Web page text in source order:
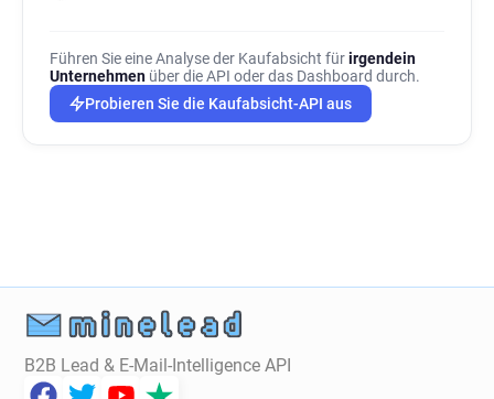
Führen Sie eine Analyse der Kaufabsicht fürirgendein
Unternehmen über die API oder das Dashboard durch.
Probieren Sie die Kaufabsicht-API aus
B2B Lead & E-Mail-Intelligence API